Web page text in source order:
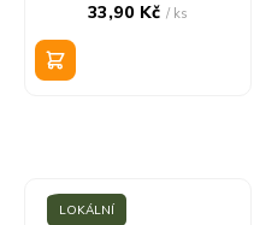
33,90 Kč/ ks
LOKÁLNÍ